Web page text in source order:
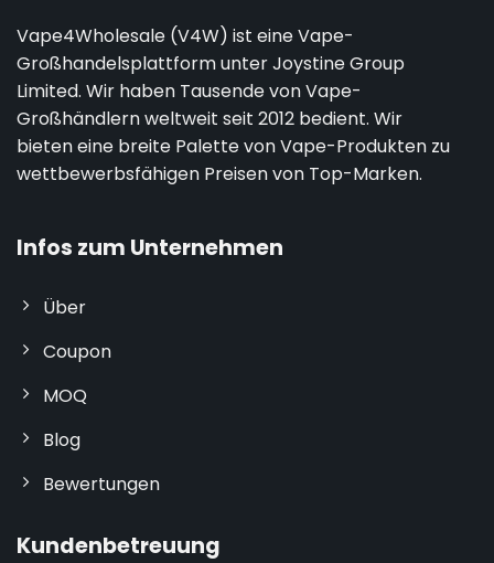
Vape4Wholesale (V4W) ist eine Vape-
Großhandelsplattform unter Joystine Group
Limited. Wir haben Tausende von Vape-
Großhändlern weltweit seit 2012 bedient. Wir
bieten eine breite Palette von Vape-Produkten zu
wettbewerbsfähigen Preisen von Top-Marken.
Infos zum Unternehmen
Über
Coupon
MOQ
Blog
Bewertungen
Kundenbetreuung